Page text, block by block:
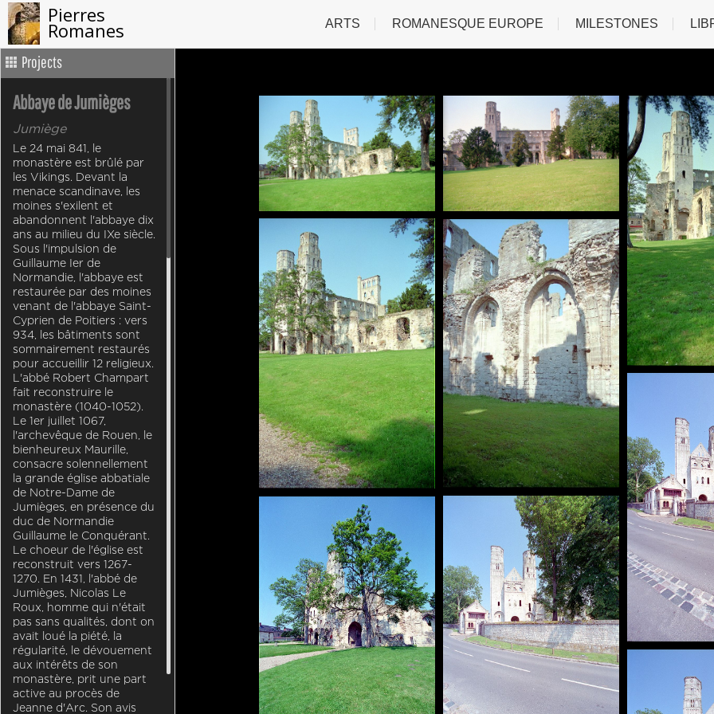
Pierres
Romanes ARTS ROMANESQUE EUROPE MILESTONES
Projects
Abbaye de Jumièges
Jumiège
Le 24 mai 841, le
monastère est brûlé par
les Vikings. Devant la
menace scandinave, les
moines s'exilent et
abandonnent l'abbaye dix
ans au milieu du IXe siècle.
Sous l'impulsion de
Guillaume Ier de
Normandie, l'abbaye est
restaurée par des moines
venant de l'abbaye Saint-
Cyprien de Poitiers : vers
934, les bâtiments sont
sommairement restaurés
pour accueillir 12 religieux.
L'abbé Robert Champart
fait reconstruire le
monastère (1040-1052).
Le 1er juillet 1067,
l'archevêque de Rouen, le
bienheureux Maurille,
consacre solennellement
la grande église abbatiale
de Notre-Dame de
Jumièges, en présence du
duc de Normandie
Guillaume le Conquérant.
Le choeur de l'église est
reconstruit vers 1267-
1270. En 1431, l'abbé de
Jumièges, Nicolas Le
Roux, homme qui n'était
pas sans qualités, dont on
avait loué la piété, la
régularité, le dévouement
aux intérêts de son
monastère, prit une part
active au procès de
Jeanne d'Arc. Son avis
FR-Jumiege-Notre_dame-3839-0035_pt.jpg